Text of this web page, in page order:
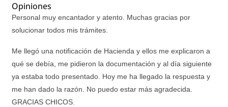
Opiniones
Personal muy encantador y atento. Muchas gracias por
solucionar todos mis trámites.
Me llegó una notificación de Hacienda y ellos me explicaron a
qué se debía, me pidieron la documentación y al día siguiente
ya estaba todo presentado. Hoy me ha llegado la respuesta y
me han dado la razón. No puedo estar más agradecida.
GRACIAS CHICOS.